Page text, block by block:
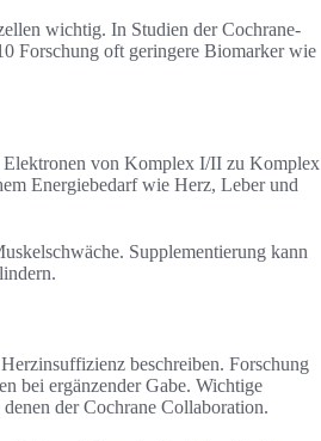
wichtig. In Studien der Cochrane-
Forschung oft geringere Biomarker wie
Elektronen von Komplex I/II zu Komplex
Energiebedarf wie Herz, Leber und
Supplementierung kann
beschreiben. Forschung
bei ergänzender Gabe. Wichtige
der Cochrane Collaboration.